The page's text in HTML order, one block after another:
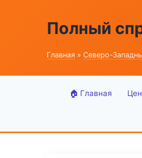
Полный
Главная » Северо-
🏠 Главная